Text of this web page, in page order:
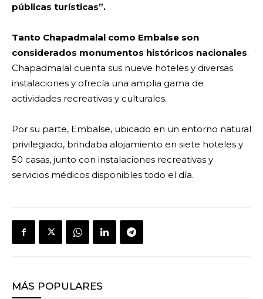
públicas turísticas”.
Tanto Chapadmalal como Embalse son
considerados monumentos históricos nacionales.
Chapadmalal cuenta sus nueve hoteles y diversas
instalaciones y ofrecía una amplia gama de
actividades recreativas y culturales.
Por su parte, Embalse, ubicado en un entorno natural
privilegiado, brindaba alojamiento en siete hoteles y
50 casas, junto con instalaciones recreativas y
servicios médicos disponibles todo el día.
MÁS POPULARES